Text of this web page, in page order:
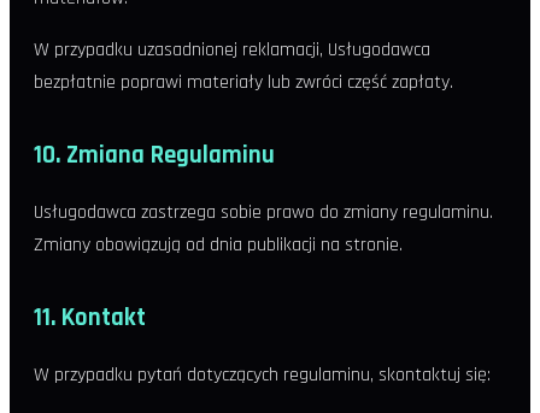
W przypadku uzasadnionej reklamacji, Usługodawca
bezpłatnie poprawi materiały lub zwróci część zapłaty.
10. Zmiana Regulaminu
Usługodawca zastrzega sobie prawo do zmiany regulaminu.
Zmiany obowiązują od dnia publikacji na stronie.
11. Kontakt
W przypadku pytań dotyczących regulaminu, skontaktuj się: